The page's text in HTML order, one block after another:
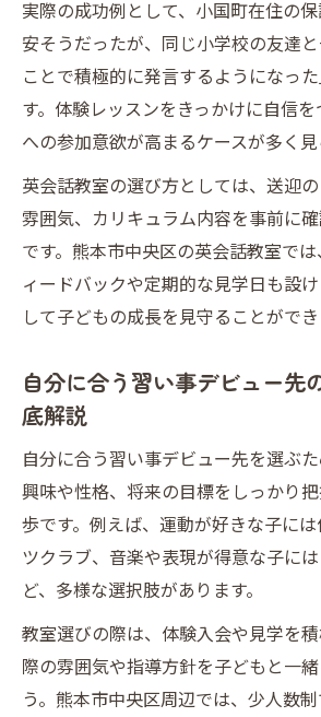
実際の成功例として、小国町在住の
安そうだったが、同じ小学校の友達
ことで積極的に発言するようになっ
す。体験レッスンをきっかけに自信
への参加意欲が高まるケースが多く見
英会話教室の選び方としては、送迎
雰囲気、カリキュラム内容を事前に
です。熊本市中央区の英会話教室で
ィードバックや定期的な見学日も設
して子どもの成長を見守ることができ
自分に合う習い事デビュー先
底解説
自分に合う習い事デビュー先を選ぶ
興味や性格、将来の目標をしっかり
歩です。例えば、運動が好きな子に
ツクラブ、音楽や表現が得意な子に
ど、多様な選択肢があります。
教室選びの際は、体験入会や見学を
際の雰囲気や指導方針を子どもと一
う。熊本市中央区周辺では、少人数